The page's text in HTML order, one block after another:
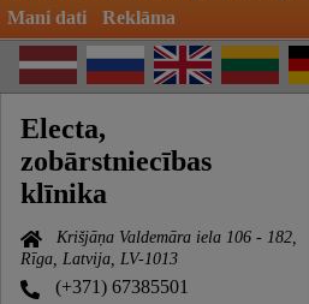
Mani dati
Reklāma
Electa,
zobārstniecības
klīnika
Krišjāņa Valdemāra iela 106 - 182,
Rīga, Latvija, LV-1013
(+371) 67385501